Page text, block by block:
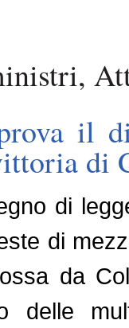
il
di
di
di
da
delle